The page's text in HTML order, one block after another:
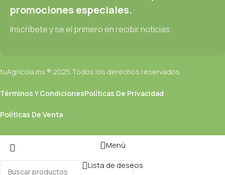
promociones especiales.
Inscríbete y se el primero en recibir noticias.
tuAgricola.mx ® 2025 Todos los derechos reservados
Términos Y CondicionesPolíticas De Privacidad
Políticas De Venta
Menú
Lista de deseos